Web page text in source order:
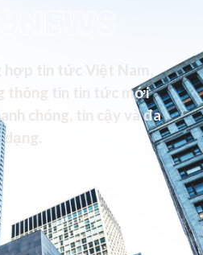
tin tức Việt Nam,
thông tin tin tức mới
chóng, tin cậy và đa
dạng.